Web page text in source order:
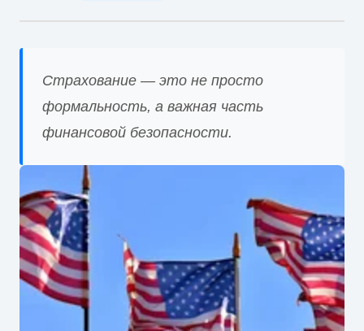
Страхование — это не просто
формальность, а важная часть
финансовой безопасности.